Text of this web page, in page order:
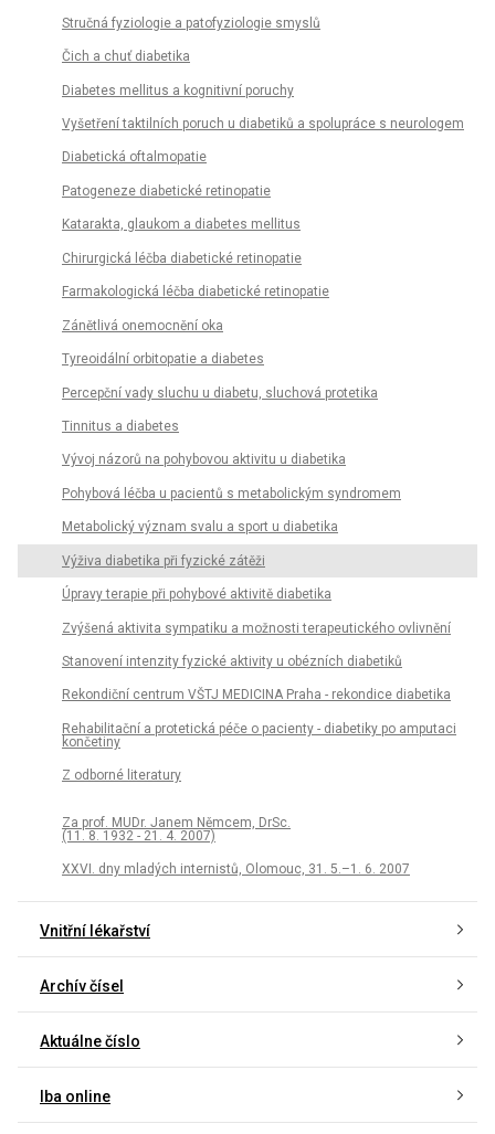
Stručná fyziologie a patofyziologie smyslů
Čich a chuť diabetika
Diabetes mellitus a kognitivní poruchy
Vyšetření taktilních poruch u diabetiků a spolupráce s neurologem
Diabetická oftalmopatie
Patogeneze diabetické retinopatie
Katarakta, glaukom a diabetes mellitus
Chirurgická léčba diabetické retinopatie
Farmakologická léčba diabetické retinopatie
Zánětlivá onemocnění oka
Tyreoidální orbitopatie a diabetes
Percepční vady sluchu u diabetu, sluchová protetika
Tinnitus a diabetes
Vývoj názorů na pohybovou aktivitu u diabetika
Pohybová léčba u pacientů s metabolickým syndromem
Metabolický význam svalu a sport u diabetika
Výživa diabetika při fyzické zátěži
Úpravy terapie při pohybové aktivitě diabetika
Zvýšená aktivita sympatiku a možnosti terapeutického ovlivnění
Stanovení intenzity fyzické aktivity u obézních diabetiků
Rekondiční centrum VŠTJ MEDICINA Praha - rekondice diabetika
Rehabilitační a protetická péče o pacienty - diabetiky po amputaci
končetiny
Z odborné literatury
Za prof. MUDr. Janem Němcem, DrSc.
(11. 8. 1932 - 21. 4. 2007)
XXVI. dny mladých internistů, Olomouc, 31. 5.–1. 6. 2007
Vnitřní lékařství
Archív čísel
Aktuálne číslo
Iba online